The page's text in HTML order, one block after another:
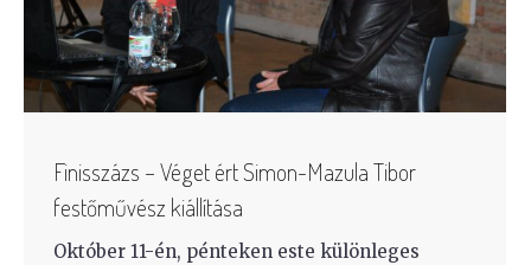
Finisszázs – Véget ért Simon-Mazula Tibor
festőművész kiállítása
Október 11-én, pénteken este különleges